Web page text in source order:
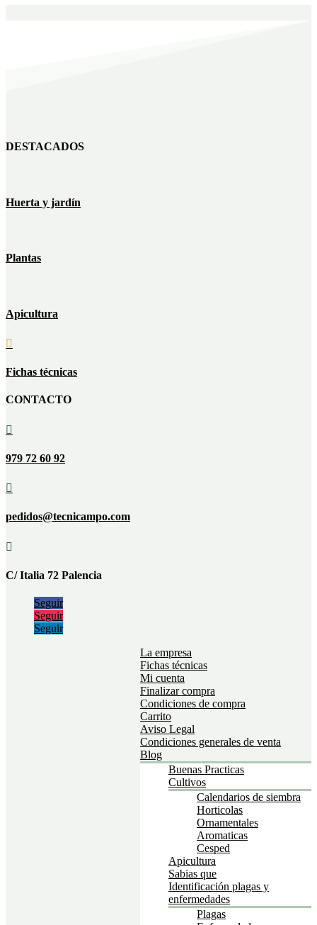
DESTACADOS
Huerta y jardín
Plantas
Apicultura

Fichas técnicas
CONTACTO

979 72 60 92

pedidos@tecnicampo.com

C/ Italia 72 Palencia
Seguir
Seguir
Seguir
La empresa
Fichas técnicas
Mi cuenta
Finalizar compra
Condiciones de compra
Carrito
Aviso Legal
Condiciones generales de venta
Blog
Buenas Practicas
Cultivos
Calendarios de siembra
Horticolas
Ornamentales
Aromaticas
Cesped
Apicultura
Sabias que
Identificación plagas y
enfermedades
Plagas